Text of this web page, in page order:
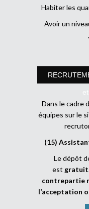
Habiter les
Avoir un
Dans le cadre
équipes sur le
(15)
Le dépôt
est gratuit
contrepartie
l’acceptation